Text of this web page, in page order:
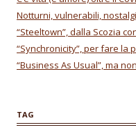
Notturni, vulnerabili,
“Steeltown”, dalla Scozia
“Synchronicity”, per fare la
“Business As Usual”, ma
TAG